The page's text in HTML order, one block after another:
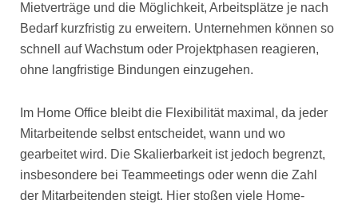
Mietverträge und die Möglichkeit, Arbeitsplätze je nach
Bedarf kurzfristig zu erweitern. Unternehmen können so
schnell auf Wachstum oder Projektphasen reagieren,
ohne langfristige Bindungen einzugehen.
Im Home Office bleibt die Flexibilität maximal, da jeder
Mitarbeitende selbst entscheidet, wann und wo
gearbeitet wird. Die Skalierbarkeit ist jedoch begrenzt,
insbesondere bei Teammeetings oder wenn die Zahl
der Mitarbeitenden steigt. Hier stoßen viele Home-